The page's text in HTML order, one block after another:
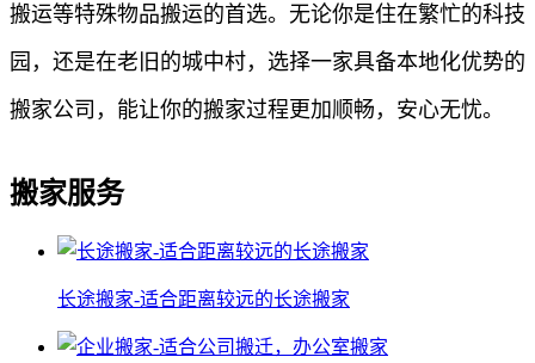
搬运等特殊物品搬运的首选。无论你是住在繁忙的科技
园，还是在老旧的城中村，选择一家具备本地化优势的
搬家公司，能让你的搬家过程更加顺畅，安心无忧。
搬家服务
长途搬家-适合距离较远的长途搬家